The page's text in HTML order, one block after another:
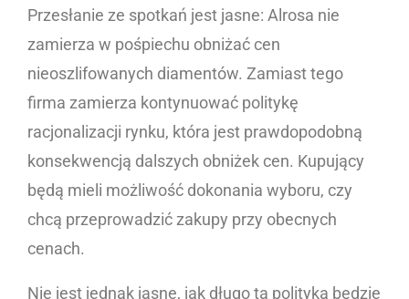
Przesłanie ze spotkań jest jasne: Alrosa nie
zamierza w pośpiechu obniżać cen
nieoszlifowanych diamentów. Zamiast tego
firma zamierza kontynuować politykę
racjonalizacji rynku, która jest prawdopodobną
konsekwencją dalszych obniżek cen. Kupujący
będą mieli możliwość dokonania wyboru, czy
chcą przeprowadzić zakupy przy obecnych
cenach.
Nie jest jednak jasne, jak długo ta polityka będzie